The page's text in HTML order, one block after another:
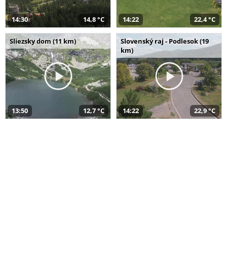
14:30 14,8 °C 14:22 22,4 °C
Sliezsky dom (11 km)
13:50 12,7 °C
Slovenský raj - Podlesok (19
km)
14:22 22,9 °C